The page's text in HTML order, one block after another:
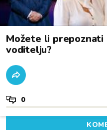
Možete li prepoznati
voditelju?
0